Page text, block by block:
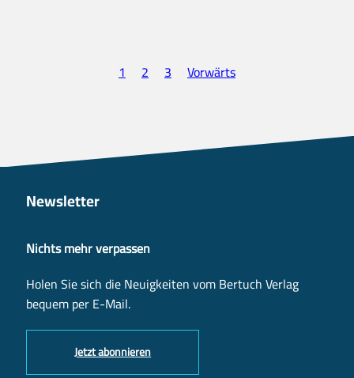
1 2 3 Vorwärts
Newsletter
Nichts mehr verpassen
Holen Sie sich die Neuigkeiten vom Bertuch Verlag
bequem per E-Mail.
Jetzt abonnieren